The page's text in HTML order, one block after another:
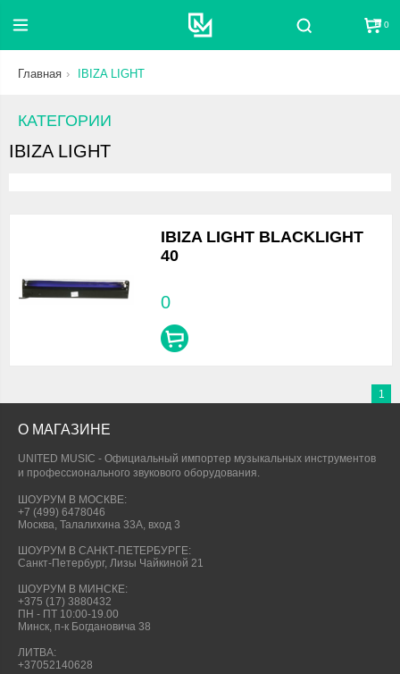
Поиск 0
Главная IBIZA LIGHT
КАТЕГОРИИ
IBIZA LIGHT
IBIZA LIGHT BLACKLIGHT
40
0
1
О МАГАЗИНЕ
UNITED MUSIC - Официальный импортер музыкальных инструментов
и профессионального звукового оборудования.
ШОУРУМ В МОСКВЕ:
+7 (499) 6478046
Москва, Талалихина 33А, вход 3
ШОУРУМ В САНКТ-ПЕТЕРБУРГЕ:
Санкт-Петербург, Лизы Чайкиной 21
ШОУРУМ В МИНСКЕ:
+375 (17) 3880432
ПН - ПТ 10:00-19.00
Минск, п-к Богдановича 38
ЛИТВА:
+37052140628